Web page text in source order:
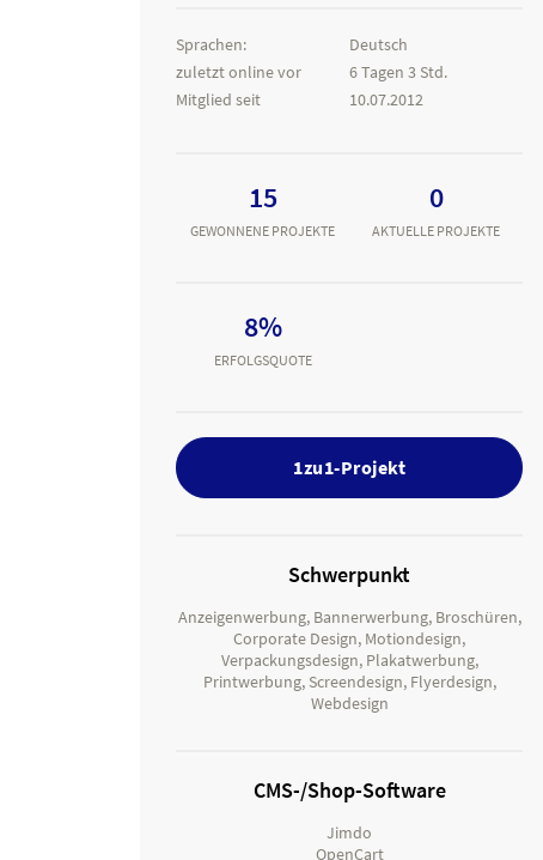
Sprachen:
Deutsch
zuletzt online vor
6 Tagen 3 Std.
Mitglied seit
10.07.2012
15
GEWONNENE PROJEKTE
0
AKTUELLE PROJEKTE
8%
ERFOLGSQUOTE
1zu1-Projekt
Schwerpunkt
Anzeigenwerbung, Bannerwerbung, Broschüren,
Corporate Design, Motiondesign,
Verpackungsdesign, Plakatwerbung,
Printwerbung, Screendesign, Flyerdesign,
Webdesign
CMS-/Shop-Software
Jimdo
OpenCart